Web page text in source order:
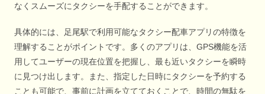
なくスムーズにタクシーを手配することができます。
具体的には、足尾駅で利用可能なタクシー配車アプリの特徴を
理解することがポイントです。多くのアプリは、GPS機能を活
用してユーザーの現在位置を把握し、最も近いタクシーを瞬時
に見つけ出します。また、指定した日時にタクシーを予約する
ことも可能で、事前に計画を立てておくことで、時間の無駄を